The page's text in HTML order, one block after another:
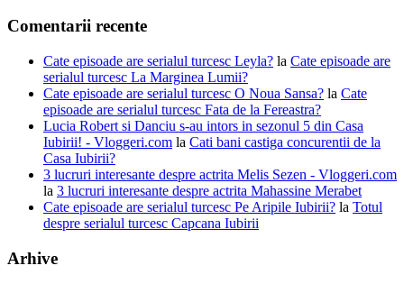
Comentarii recente
Cate episoade are serialul turcesc Leyla? la Cate episoade are
serialul turcesc La Marginea Lumii?
Cate episoade are serialul turcesc O Noua Sansa? la Cate
episoade are serialul turcesc Fata de la Fereastra?
Lucia Robert si Danciu s-au intors in sezonul 5 din Casa
Iubirii! - Vloggeri.com la Cati bani castiga concurentii de la
Casa Iubirii?
3 lucruri interesante despre actrita Melis Sezen - Vloggeri.com
la 3 lucruri interesante despre actrita Mahassine Merabet
Cate episoade are serialul turcesc Pe Aripile Iubirii? la Totul
despre serialul turcesc Capcana Iubirii
Arhive